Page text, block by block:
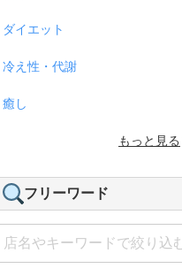
ダイエット
冷え性・代謝
癒し
もっと見る
フリーワード